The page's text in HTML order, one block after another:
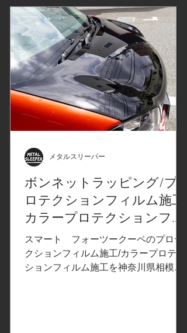
ボンネットラッピング/プ
ロテクションフィルム施工/
カラープロテクションフィ
ルム/SMART For two スマー
ト フォーツークーペ/神奈
川県相模原市I様
スマート フォーツークーペのプロテ
クションフィルム施工/カラープロテク
ションフィルム施工を神奈川県相模原
メタルスリーパー